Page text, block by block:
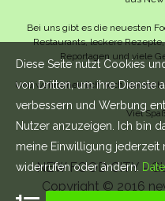
Bei uns gibt es die neuesten
Restaurants, leckere
Reportagen und viele
Und wahrscheinlich noch viel
Viel
NEW FOOD CITY -
Copyright © 2016
Diese Seite nutzt Cookies
von Dritten, um ihre Dienste
verbessern und Werbung
Nutzer anzuzeigen. Ich bin
meine Einwilligung
widerrufen oder ändern.